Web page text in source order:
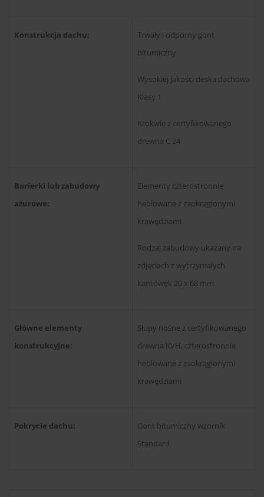
Konstrukcja dachu:
Trwały i odporny gont
bitumiczny
Wysokiej jakości deska dachowa
Klasy 1
Krokwie z certyfikowanego
drewna C 24
Barierki lub zabudowy
ażurowe:
Elementy czterostronnie
heblowane z zaokrąglonymi
krawędziami
Rodzaj zabudowy ukazany na
zdjęciach z wytrzymałych
kantówek 20 x 68 mm
Główne elementy
konstrukcyjne:
Słupy nośne z certyfikowanego
drewna KVH, czterostronnie
heblowane z zaokrąglonymi
krawędziami
Pokrycie dachu:
Gont bitumiczny wzornik
Standard